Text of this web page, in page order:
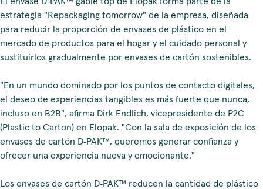
estrategia "Repackaging tomorrow" de la empresa, diseñada
para reducir la proporción de envases de plástico en el
mercado de productos para el hogar y el cuidado personal y
sustituirlos gradualmente por envases de cartón sostenibles.
"En un mundo dominado por los puntos de contacto digitales,
el deseo de experiencias tangibles es más fuerte que nunca,
incluso en B2B", afirma Dirk Endlich, vicepresidente de P2C
(Plastic to Carton) en Elopak. "Con la sala de exposición de los
envases de cartón D‑PAK™, queremos generar confianza y
ofrecer una experiencia nueva y emocionante."
Los envases de cartón D‑PAK™ reducen la cantidad de plástico